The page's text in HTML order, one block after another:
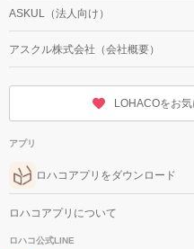
ASKUL（法人向け）
アスクル株式会社（会社概要）
LOHACOをお
アプリ
ロハコアプリをダウンロード
ロハコアプリについて
ロハコ公式LINE